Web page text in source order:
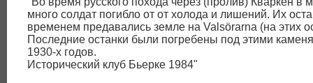
много солдат погибло от от холода и лишений. Их
временем предавались земле на Valsörarna (на этих
Последние останки были погребены под этими
1930-х годов.
Исторический клуб Бьерке 1984"